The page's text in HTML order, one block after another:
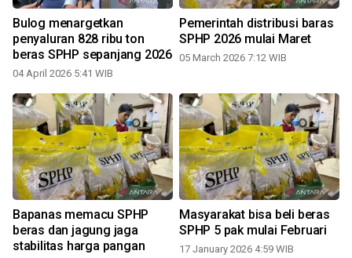
Bulog menargetkan
penyaluran 828 ribu ton
beras SPHP sepanjang 2026
04 April 2026 5:41 WIB
Pemerintah distribusi baras
SPHP 2026 mulai Maret
05 March 2026 7:12 WIB
Bapanas memacu SPHP
beras dan jagung jaga
stabilitas harga pangan
Masyarakat bisa beli beras
SPHP 5 pak mulai Februari
17 January 2026 4:59 WIB